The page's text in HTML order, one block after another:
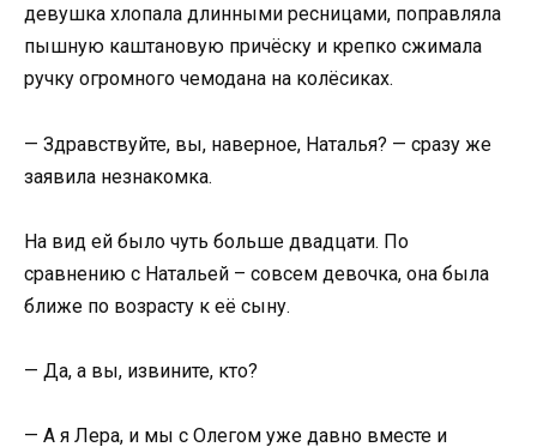
девушка хлопала длинными ресницами, поправляла
пышную каштановую причёску и крепко сжимала
ручку огромного чемодана на колёсиках.
— Здравствуйте, вы, наверное, Наталья? — сразу же
заявила незнакомка.
На вид ей было чуть больше двадцати. По
сравнению с Натальей – совсем девочка, она была
ближе по возрасту к её сыну.
— Да, а вы, извините, кто?
— А я Лера, и мы с Олегом уже давно вместе и